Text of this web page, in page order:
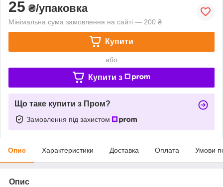
25 ₴/упаковка
Мінімальна сума замовлення на сайті — 200 ₴
Купити
або
Купити з
Що таке купити з Пром?
Замовлення під захистом
Опис Характеристики Доставка Оплата Умови
Опис